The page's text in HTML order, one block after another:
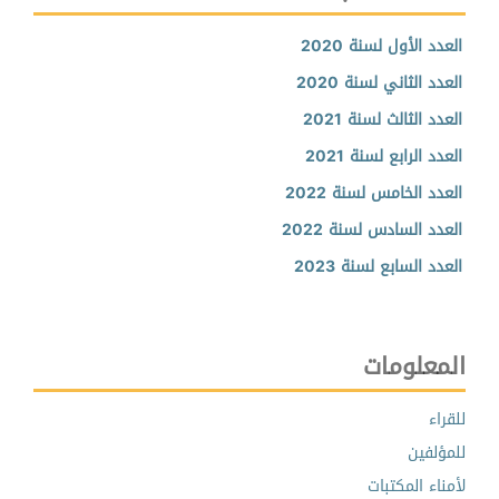
العدد الأول لسنة 2020
العدد الثاني لسنة 2020
العدد الثالث لسنة 2021
العدد الرابع لسنة 2021
العدد الخامس لسنة 2022
العدد السادس لسنة 2022
العدد السابع لسنة 2023
المعلومات
للقراء
للمؤلفين
لأمناء المكتبات